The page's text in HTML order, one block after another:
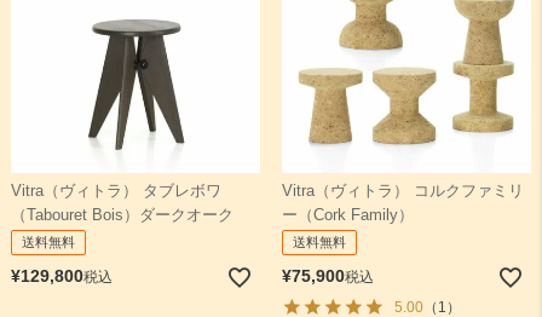
Vitra（ヴィトラ） タブレボワ
（Tabouret Bois）ダークオーク
送料無料
¥129,800税込
Vitra（ヴィトラ） コルクファミリ
ー（Cork Family）
送料無料
¥75,900税込
5.00（1）